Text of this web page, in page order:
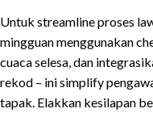
Untuk streamline proses
mingguan menggunakan
cuaca selesa, dan
rekod – ini simplify
tapak. Elakkan kesilapan